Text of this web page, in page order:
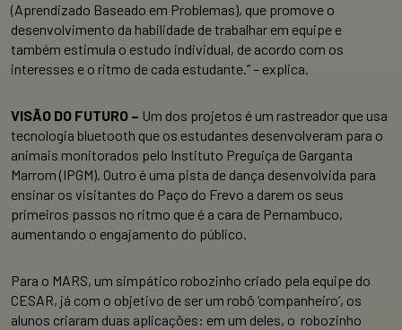
(Aprendizado Baseado em Problemas), que promove o
desenvolvimento da habilidade de trabalhar em equipe e
também estimula o estudo individual, de acordo com os
interesses e o ritmo de cada estudante.” – explica.
VISÃO DO FUTURO – Um dos projetos é um rastreador que usa
tecnologia bluetooth que os estudantes desenvolveram para o
animais monitorados pelo Instituto Preguiça de Garganta
Marrom (IPGM). Outro é uma pista de dança desenvolvida para
ensinar os visitantes do Paço do Frevo a darem os seus
primeiros passos no ritmo que é a cara de Pernambuco,
aumentando o engajamento do público.
Para o MARS, um simpático robozinho criado pela equipe do
CESAR, já com o objetivo de ser um robô ‘companheiro’, os
alunos criaram duas aplicações: em um deles, o robozinho